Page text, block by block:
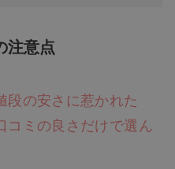
注意点
段の安さに惹かれた
コミの良さだけで選ん